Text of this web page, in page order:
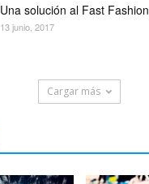
Una solución al Fast Fashion
13 junio, 2017
Cargar más